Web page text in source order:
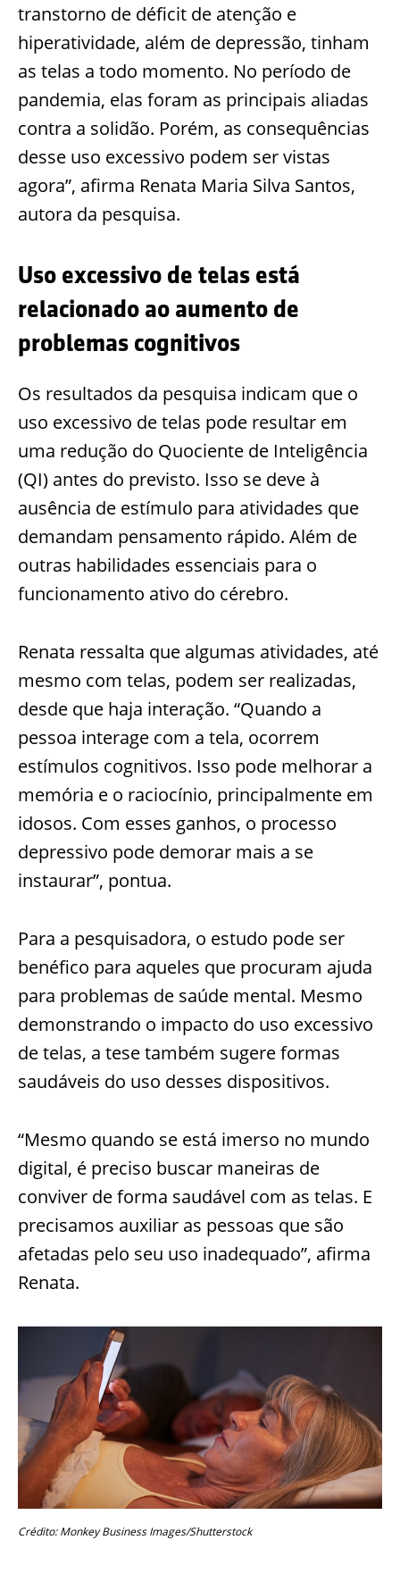
transtorno de déficit de atenção e
hiperatividade, além de depressão, tinham
as telas a todo momento. No período de
pandemia, elas foram as principais aliadas
contra a solidão. Porém, as consequências
desse uso excessivo podem ser vistas
agora”, afirma Renata Maria Silva Santos,
autora da pesquisa.
Uso excessivo de telas está
relacionado ao aumento de
problemas cognitivos
Os resultados da pesquisa indicam que o
uso excessivo de telas pode resultar em
uma redução do Quociente de Inteligência
(QI) antes do previsto. Isso se deve à
ausência de estímulo para atividades que
demandam pensamento rápido. Além de
outras habilidades essenciais para o
funcionamento ativo do cérebro.
Renata ressalta que algumas atividades, até
mesmo com telas, podem ser realizadas,
desde que haja interação. “Quando a
pessoa interage com a tela, ocorrem
estímulos cognitivos. Isso pode melhorar a
memória e o raciocínio, principalmente em
idosos. Com esses ganhos, o processo
depressivo pode demorar mais a se
instaurar”, pontua.
Para a pesquisadora, o estudo pode ser
benéfico para aqueles que procuram ajuda
para problemas de saúde mental. Mesmo
demonstrando o impacto do uso excessivo
de telas, a tese também sugere formas
saudáveis do uso desses dispositivos.
“Mesmo quando se está imerso no mundo
digital, é preciso buscar maneiras de
conviver de forma saudável com as telas. E
precisamos auxiliar as pessoas que são
afetadas pelo seu uso inadequado”, afirma
Renata.
Crédito: Monkey Business Images/Shutterstock